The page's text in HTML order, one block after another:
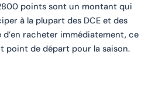
points sont un montant qui
à la plupart des DCE et des
d’en racheter immédiatement, ce
point de départ pour la saison.